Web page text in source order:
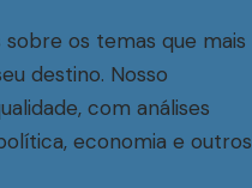
os temas que mais
destino. Nosso
com análises
economia e outros